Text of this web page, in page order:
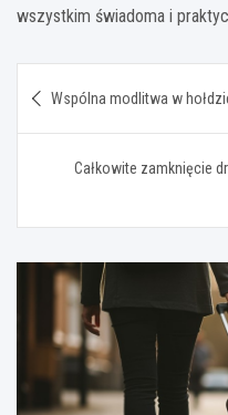
wszystkim świadoma i
wpisu
Wspólna modlitwa w
Całkowite zamknięcie